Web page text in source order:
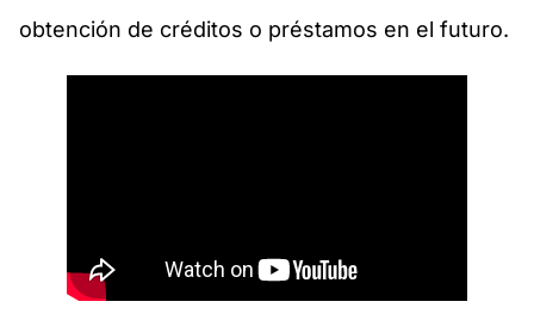
obtención de créditos o préstamos en el futuro.